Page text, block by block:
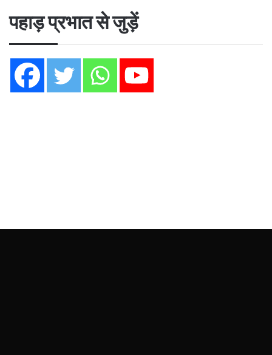
पहाड़ प्रभात से जुड़ें